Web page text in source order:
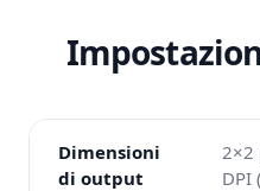
Dimensioni
di output
2×2
DPI